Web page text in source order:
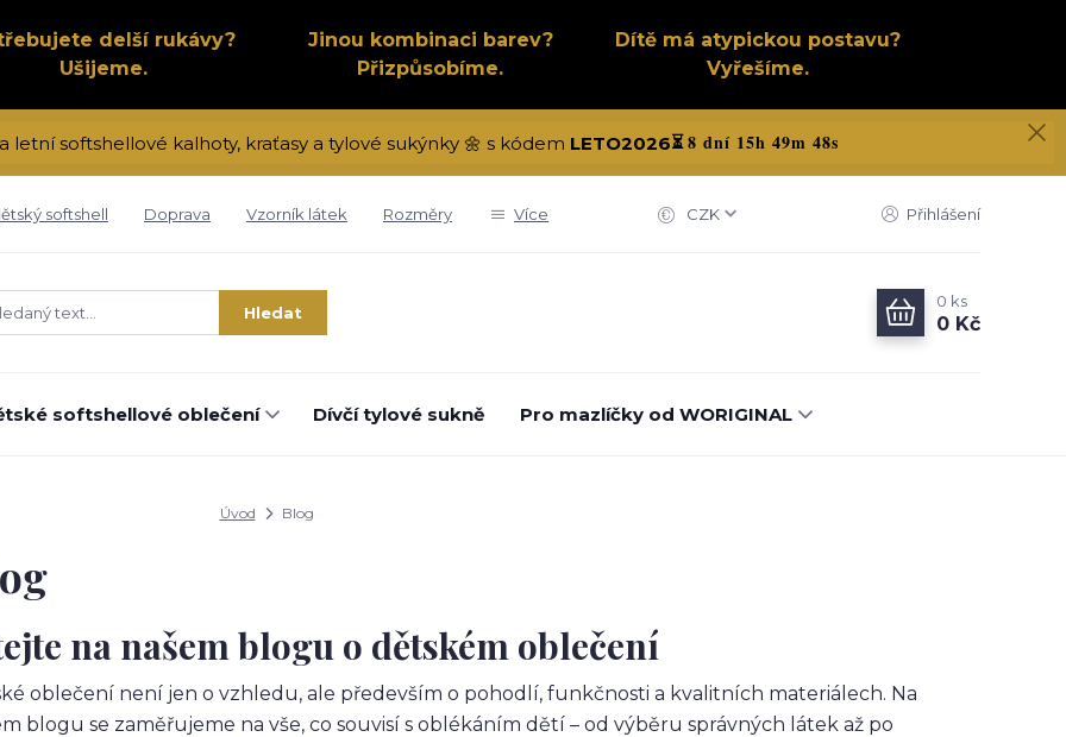
delší rukávy?
Ušijeme.
Jinou kombinaci barev?
Přizpůsobíme.
Dítě má atypickou postavu?
Vyřešíme.
letní softshellové kalhoty, kraťasy a tylové sukýnky 🌼 s kódem LETO2026⏳8 dní 15h 49m 48s
softshell Doprava Vzorník látek Rozměry Více CZK Přihlášení
Hledat
0 ks
0 Kč
softshellové oblečení Dívčí tylové sukně Pro mazlíčky od WORIGINAL
Úvod Blog
na našem blogu o dětském oblečení
oblečení není jen o vzhledu, ale především o pohodlí, funkčnosti a kvalitních materiálech. Na
blogu se zaměřujeme na vše, co souvisí s oblékáním dětí – od výběru správných látek až po